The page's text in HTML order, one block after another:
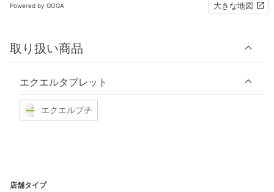
Powered by GOGA 大きな地図
取り扱い商品
エクエルタブレット
エクエルプチ
店舗タイプ